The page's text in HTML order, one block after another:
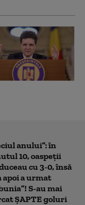
anului”: în
10, oaspeții
cu 3-0, însă
apoi a urmat
S-au mai
ȘAPTE goluri